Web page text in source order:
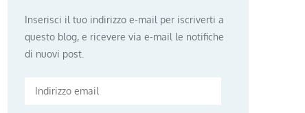
Inserisci il tuo indirizzo e-mail per iscriverti a
questo blog, e ricevere via e-mail le notifiche
di nuovi post.
Indirizzo